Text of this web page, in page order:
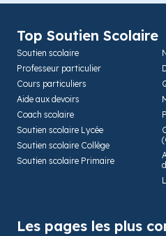
Top Soutien Scolaire
Soutien scolaire
Professeur particulier
Cours particuliers
Aide aux devoirs
Coach scolaire
Soutien scolaire Lycée
Soutien scolaire Collège
Soutien scolaire Primaire
Les pages les plus